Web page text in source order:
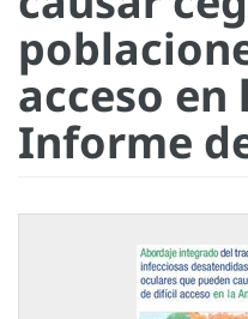
acceso en
Informe